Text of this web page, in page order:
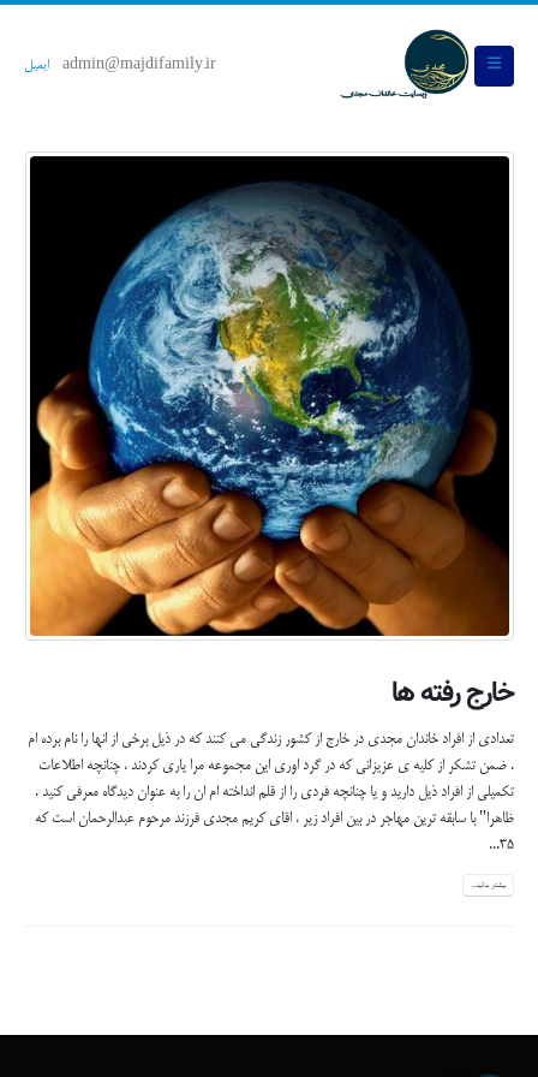
admin@majdifamily.ir ایمیل
خارج رفته ها
تعدادی از افراد خاندان مجدی در خارج از کشور زندگی می کنند که در ذیل برخی از انها را نام برده ام
. ضمن تشکر از کلیه ی عزیزانی که در گرد اوری این مجموعه مرا یاری کردند ، چنانچه اطلاعات
تکمیلی از افراد ذیل دارید و یا چنانچه فردی را از قلم انداخته ام ان را به عنوان دیدگاه معرفی کنید .
ظاهرا" با سابقه ترین مهاجر در بین افراد زیر ، اقای کریم مجدی فرزند مرحوم عبدالرحمان است که
35...
بیشتر بدانید...